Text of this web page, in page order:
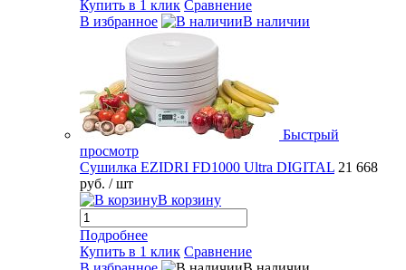
Купить в 1 клик Сравнение
В избранное
В наличии
Быстрый
просмотр
Сушилка EZIDRI FD1000 Ultra DIGITAL 21 668
руб. / шт
В корзину
Подробнее
Купить в 1 клик Сравнение